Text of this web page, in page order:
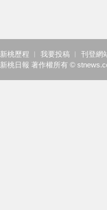
新桃歷程 ︱ 我要投稿 ︱ 刊登網
新桃日報 著作權所有 ©